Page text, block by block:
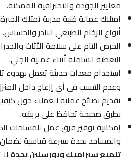
معايير الجودة والاحترافية الممكنة.
امتلاك عمالة فنية مدربة تمتلك الخبرة
أنواع الرخام الطبيعي النادر والحساس.
الحرص التام على سلامة الأثاث والجدران
التغطية الشاملة أثناء عملية الجلي.
استخدام معدات حديثة تعمل بهدوء تام
وعدم التسبب في أي إزعاج داخل المنزل.
تقديم نصائح عملية للعملاء حول كيفية
بطرق صحيحة تحافظ على بريقه.
إمكانية توفير فرق عمل للمساحات
والمساجد بجدة بسرعة قياسية لضمان
تلميع سيراميك وبورسلين بجدةلا